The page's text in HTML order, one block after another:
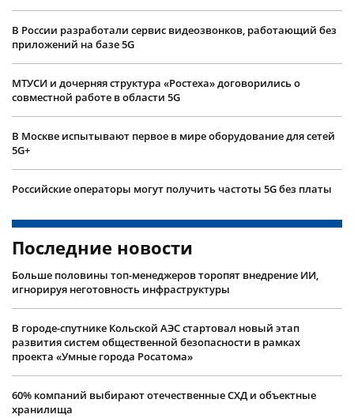
В России разработали сервис видеозвонков, работающий без
приложений на базе 5G
МТУСИ и дочерняя структура «Ростеха» договорились о
совместной работе в области 5G
В Москве испытывают первое в мире оборудование для сетей
5G+
Российские операторы могут получить частоты 5G без платы
Последние новости
Больше половины топ-менеджеров торопят внедрение ИИ,
игнорируя неготовность инфраструктуры
В городе-спутнике Кольской АЭС стартовал новый этап
развития систем общественной безопасности в рамках
проекта «Умные города Росатома»
60% компаний выбирают отечественные СХД и объектные
хранилища